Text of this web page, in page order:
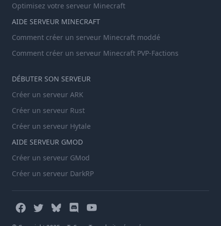
Optimisez votre serveur Minecraft
AIDE SERVEUR MINECRAFT
Comment créer un serveur Minecraft moddé
Comment créer un serveur Minecraft PVP-Factions
DÉBUTER SON SERVEUR
Créer un serveur ARK
Créer un serveur Rust
Créer un serveur Hytale
AIDE SERVEUR GMOD
Créer un serveur GMod
Créer un serveur DarkRP